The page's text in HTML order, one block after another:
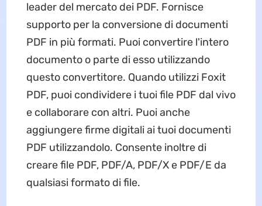
leader del mercato dei PDF. Fornisce
supporto per la conversione di documenti
PDF in più formati. Puoi convertire l'intero
documento o parte di esso utilizzando
questo convertitore. Quando utilizzi Foxit
PDF, puoi condividere i tuoi file PDF dal vivo
e collaborare con altri. Puoi anche
aggiungere firme digitali ai tuoi documenti
PDF utilizzandolo. Consente inoltre di
creare file PDF, PDF/A, PDF/X e PDF/E da
qualsiasi formato di file.